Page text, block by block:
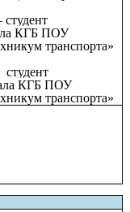
КГБ ПОУ
транспорта»
КГБ ПОУ
транспорта»